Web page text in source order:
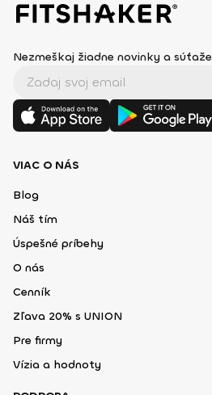
Nezmeškaj žiadne novinky a súťaže
VIAC O NÁS
Blog
Náš tím
Úspešné príbehy
O nás
Cenník
Zľava 20% s UNION
Pre firmy
Vízia a hodnoty